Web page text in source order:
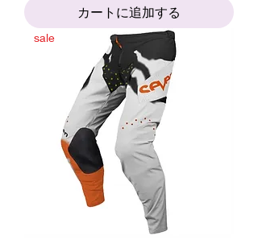
カートに追加する
sale